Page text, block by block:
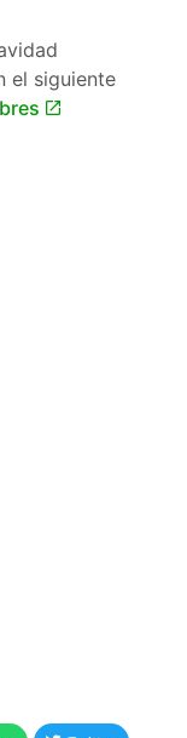
el siguiente